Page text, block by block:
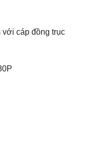
với cáp đồng trục